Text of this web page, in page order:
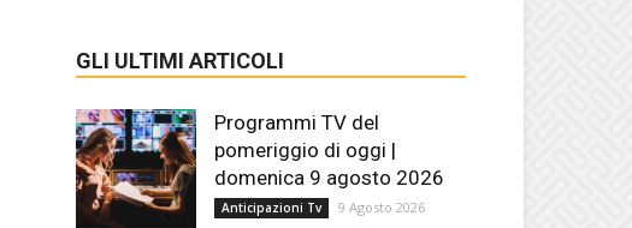
GLI ULTIMI ARTICOLI
Programmi TV del
pomeriggio di oggi |
domenica 9 agosto 2026
Anticipazioni Tv 9 Agosto 2026